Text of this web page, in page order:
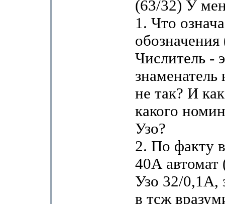
(63/32) У
1. Что
Числитель -
не так? И
какого
Узо?
2. По факту
40А автомат
Узо 32/0,1А,
в тсж